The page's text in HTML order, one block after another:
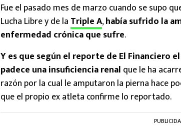
Fue el pasado mes de marzo cuando se supo
Lucha Libre y de la Triple A,había sufrido la
enfermedad crónica que sufre.
Y es que según el reporte de El Financiero
padece una insuficiencia renal que le ha
razón por la cual le amputaron la pierna hace
que el propio ex atleta confirme lo reportado.